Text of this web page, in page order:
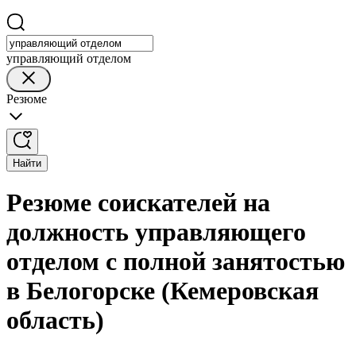
управляющий отделом
Резюме
Найти
Резюме соискателей на
должность управляющего
отделом с полной занятостью
в Белогорске (Кемеровская
область)